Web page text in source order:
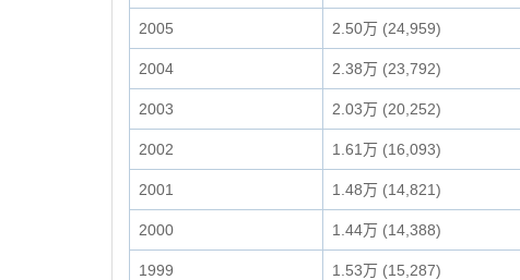
2005 2.50万 (24,959)
2004 2.38万 (23,792)
2003 2.03万 (20,252)
2002 1.61万 (16,093)
2001 1.48万 (14,821)
2000 1.44万 (14,388)
1999 1.53万 (15,287)